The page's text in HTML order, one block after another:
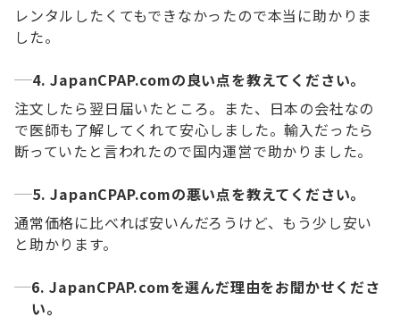
レンタルしたくてもできなかったので本当に助かりま
した。
4. JapanCPAP.comの良い点を教えてください。
注文したら翌日届いたところ。また、日本の会社なの
で医師も了解してくれて安心しました。輸入だったら
断っていたと言われたので国内運営で助かりました。
5. JapanCPAP.comの悪い点を教えてください。
通常価格に比べれば安いんだろうけど、もう少し安い
と助かります。
6. JapanCPAP.comを選んだ理由をお聞かせくださ
い。